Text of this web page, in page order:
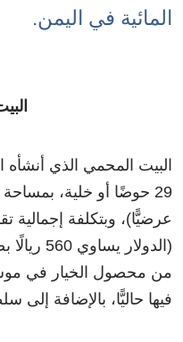
المائية في اليمن.
البيت المحمي الذي
من محصول الخيار في
فيها حاليًّا، بالإضافة إلى